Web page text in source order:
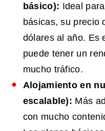
básico): Ideal
básicas, su precio
dólares al año. Es
puede tener un
mucho tráfico.
Alojamiento en
escalable): Más
con mucho